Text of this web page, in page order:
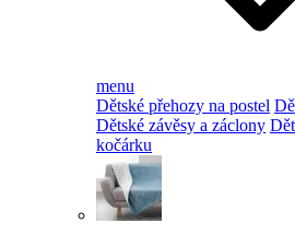
menu
Dětské přehozy na postel
Dětské závěsy a záclony
kočárku